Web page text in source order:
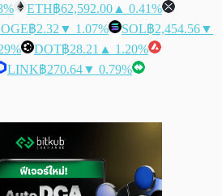
ETH฿62,592.00 ▲ 0.41%
฿2.32 ▼ 1.07% SOL฿2,454.56▼
DOT฿28.21 ▲ 1.20%
LINK฿270.64▼ 0.79%